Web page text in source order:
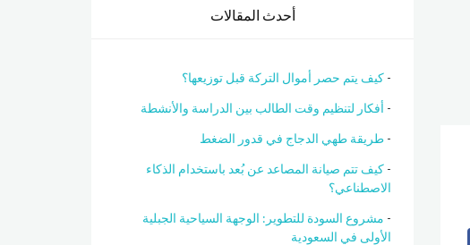
أحدث المقالات
كيف يتم حصر أموال التركة قبل توزيعها؟
أفكار لتنظيم وقت الطالب بين الدراسة والأنشطة
طريقة طهي الدجاج في قدور الضغط
كيف تتم صيانة المصاعد عن بُعد باستخدام الذكاء
الاصطناعي؟
مشروع السودة للتطوير: الوجهة السياحية الجبلية
الأولى في السعودية